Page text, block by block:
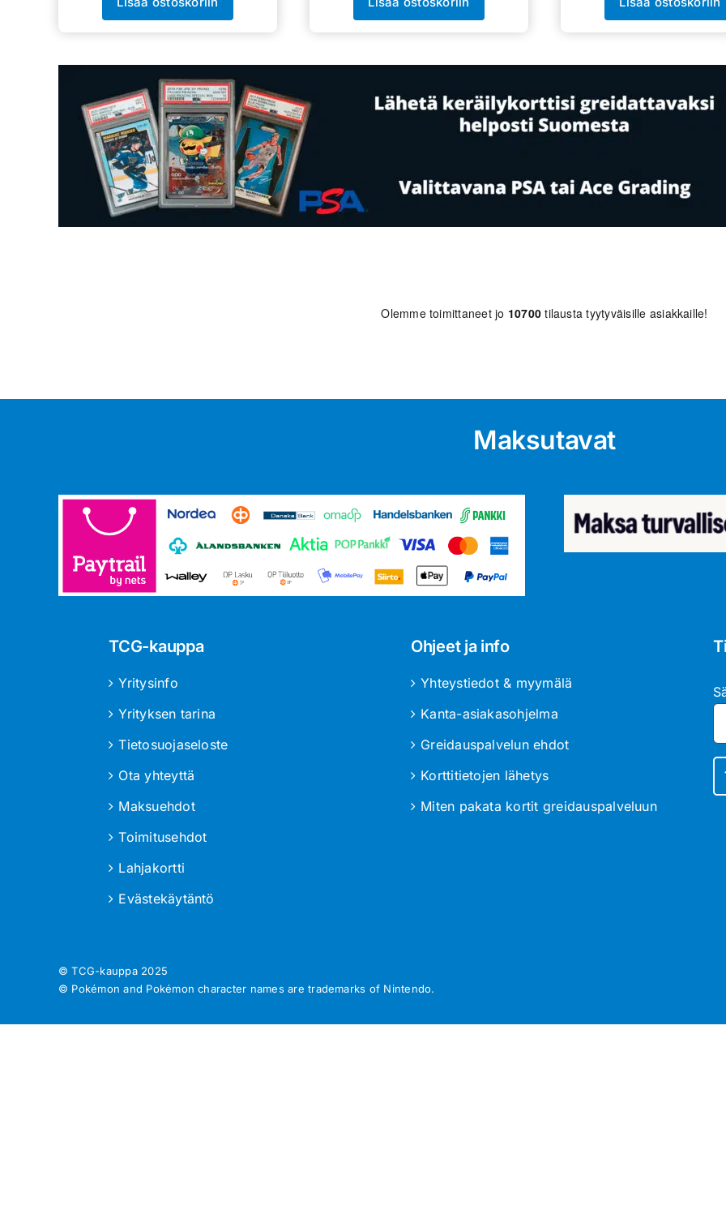
Olemme toimittaneet jo 10700 tilausta tyytyväisille asiakkaille!
Maksutavat
TCG-kauppa
Yritysinfo
Yrityksen tarina
Tietosuojaseloste
Ota yhteyttä
Maksuehdot
Toimitusehdot
Lahjakortti
Evästekäytäntö
Ohjeet ja info
Yhteystiedot & myymälä
Kanta-asiakasohjelma
Greidauspalvelun ehdot
Korttitietojen lähetys
Miten pakata kortit greidauspalveluun
© TCG-kauppa 2025
© Pokémon and Pokémon character names are trademarks of Nintendo.